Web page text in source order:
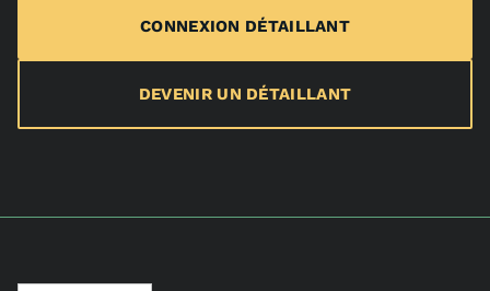
CONNEXION DÉTAILLANT
DEVENIR UN DÉTAILLANT